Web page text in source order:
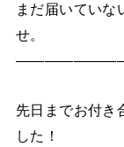
まだ届いていな
せ。
先日までお付き
した！